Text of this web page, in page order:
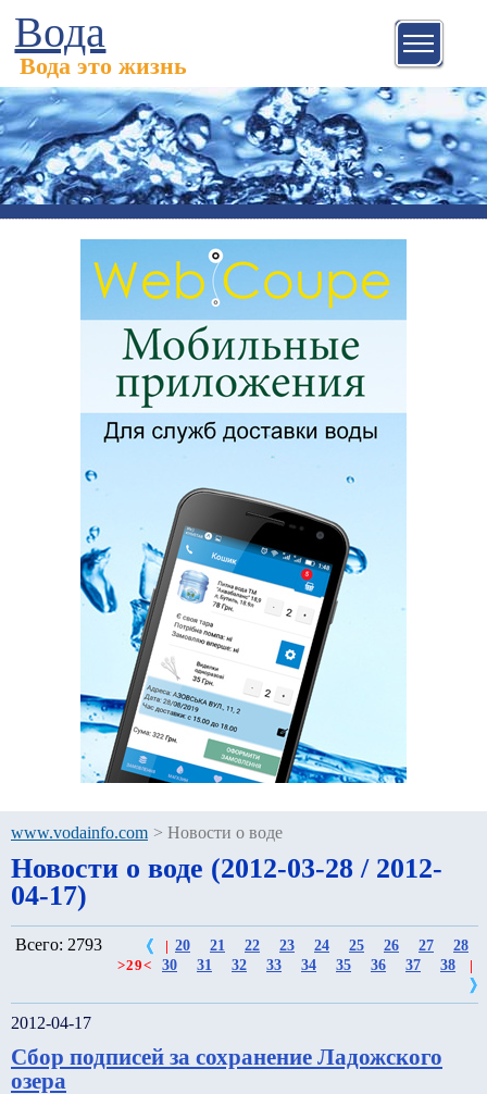
Вода
Вода это жизнь
www.vodainfo.com > Новости о воде
Новости о воде (2012-03-28 / 2012-
04-17)
Всего: 2793 20 21 22 23 24 25 26 27 28
>29< 30 31 32 33 34 35 36 37 38
2012-04-17
Сбор подписей за сохранение Ладожского
озера